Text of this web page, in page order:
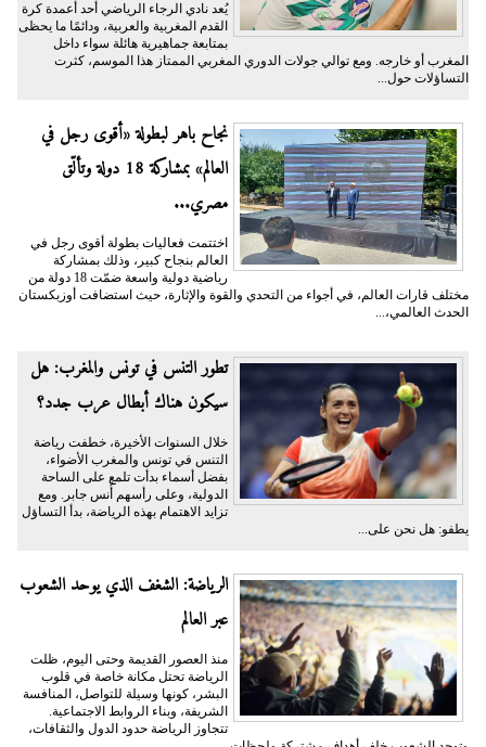
يُعد نادي الرجاء الرياضي أحد أعمدة كرة
القدم المغربية والعربية، ودائمًا ما يحظى
بمتابعة جماهيرية هائلة سواء داخل
المغرب أو خارجه. ومع توالي جولات الدوري المغربي الممتاز هذا الموسم، كثرت
التساؤلات حول...
نجاح باهر لبطولة «أقوى رجل في
العالم» بمشاركة 18 دولة وتألّق
مصري...
اختتمت فعاليات بطولة أقوى رجل في
العالم بنجاح كبير، وذلك بمشاركة
رياضية دولية واسعة ضمّت 18 دولة من
مختلف قارات العالم، في أجواء من التحدي والقوة والإثارة، حيث استضافت أوزبكستان
الحدث العالمي،...
تطور التنس في تونس والمغرب: هل
سيكون هناك أبطال عرب جدد؟
خلال السنوات الأخيرة، خطفت رياضة
التنس في تونس والمغرب الأضواء،
بفضل أسماء بدأت تلمع على الساحة
الدولية، وعلى رأسهم أُنس جابر. ومع
تزايد الاهتمام بهذه الرياضة، بدأ التساؤل
يطفو: هل نحن على...
الرياضة: الشغف الذي يوحد الشعوب
عبر العالم
منذ العصور القديمة وحتى اليوم، ظلت
الرياضة تحتل مكانة خاصة في قلوب
البشر، كونها وسيلة للتواصل، المنافسة
الشريفة، وبناء الروابط الاجتماعية.
تتجاوز الرياضة حدود الدول والثقافات،